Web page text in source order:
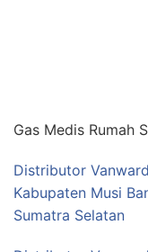
Gas Medis Rumah
Distributor
Kabupaten Musi
Sumatra Selatan